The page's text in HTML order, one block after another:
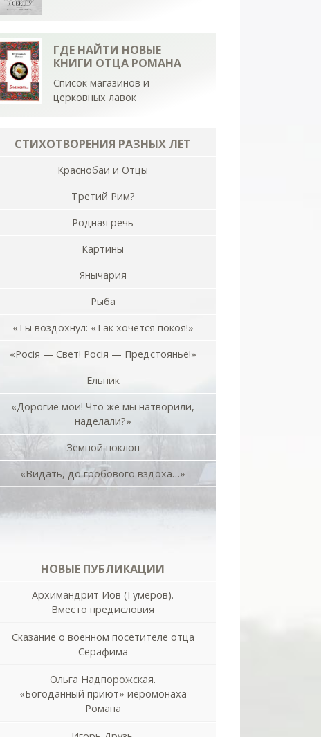
ГДЕ НАЙТИ НОВЫЕ
КНИГИ ОТЦА РОМАНА
Список магазинов и
церковных лавок
СТИХОТВОРЕНИЯ РАЗНЫХ ЛЕТ
Краснобаи и Отцы
Третий Рим?
Родная речь
Картины
Янычария
Рыба
«Ты воздохнул: «Так хочется покоя!»
«Росiя — Свет! Росiя — Предстоянье!»
Ельник
«Дорогие мои! Что же мы натворили,
наделали?»
Земной поклон
«Видать, до гробового вздоха…»
НОВЫЕ ПУБЛИКАЦИИ
Архимандрит Иов (Гумеров).
Вместо предисловия
Сказание о военном посетителе отца
Серафима
Ольга Надпорожская.
«Богоданный приют» иеромонаха
Романа